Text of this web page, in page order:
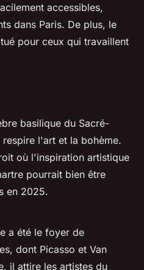
accessibles,
dans Paris. De plus, le
pour ceux qui travaillent
basilique du Sacré-
l'art et la bohème.
où l'inspiration artistique
pourrait bien être
en 2025.
a été le foyer de
dont Picasso et Van
il attire les artistes du